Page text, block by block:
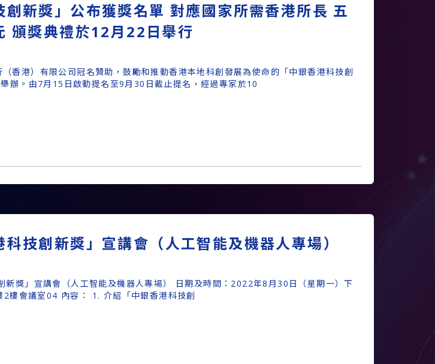
創新獎」公布獲獎名單 對應國家所需香港所長 五
頒獎典禮於12月22日舉行
香港）有限公司冠名贊助，鼓勵和推動香港本地科創發展為使命的「中銀香港科技創
辦。由7月15日啟動提名至9月30日截止提名，經過專家於10
技創新獎」宣講會（人工智能及機器人專場）
新獎」宣講會（人工智能及機器人專場） 日期及時間：2022年8月30日（星期一）下
樓會議室04 內容： 1. 介紹「中銀香港科技創